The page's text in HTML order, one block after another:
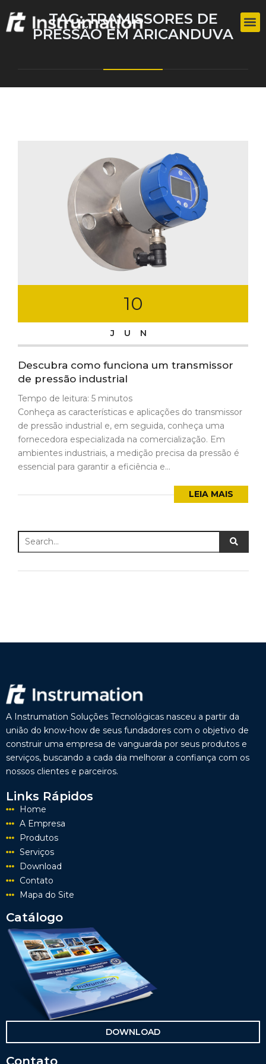
TAG:TRAMISSORES DE
PRESSÃO EM ARICANDUVA
10
JUN
Descubra como funciona um transmissor
de pressão industrial
Tempo de leitura: 5 minutos
Conheça as características e aplicações do transmissor
de pressão industrial e, em seguida, conheça uma
fornecedora especializada na comercialização. Em
ambientes industriais, a medição precisa da pressão é
essencial para garantir a eficiência e...
LEIA MAIS
A Instrumation Soluções Tecnológicas nasceu a partir da
união do know-how de seus fundadores com o objetivo de
construir uma empresa de vanguarda por seus produtos e
serviços, buscando a cada dia melhorar a confiança com os
nossos clientes e parceiros.
Links Rápidos
Home
A Empresa
Produtos
Serviços
Download
Contato
Mapa do Site
Catálogo
DOWNLOAD
Contato